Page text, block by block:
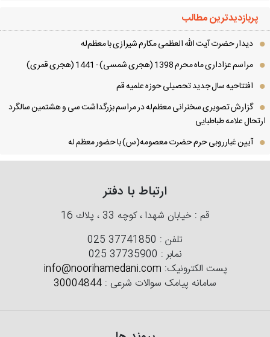
پربازدیدترین مطالب
دیدار حضرت آیت الله العظمی مكارم شیرازی با معظم‌له
مراسم عزاداری ماه محرم 1398 (هجری شمسی) - 1441 (هجری قمری)
افتتاحیه سال جدید تحصیلی حوزه علمیه قم
گزارش تصویری سخنرانی معظم‌له در مراسم بزرگداشت سی و هشتمین سالگرد
علامه طباطبایی
آیین غبارروبی حرم حضرت معصومه(س) با حضور معظم له
ارتباط با دفتر
قم : خیابان شهدا ، كوچه 33 ، پلاك 16
تلفن :025 37741850
نمابر :025 37735900
پست الکترونیک:info@noorihamedani.com
سامانه پیامک سوالات شرعی : 30004844